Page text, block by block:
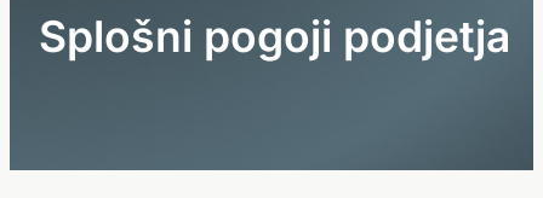
Splošni pogoji podjetja